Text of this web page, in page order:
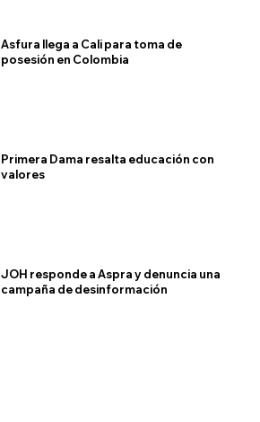
Asfura llega a Cali para toma de
posesión en Colombia
Primera Dama resalta educación con
valores
JOH responde a Aspra y denuncia una
campaña de desinformación